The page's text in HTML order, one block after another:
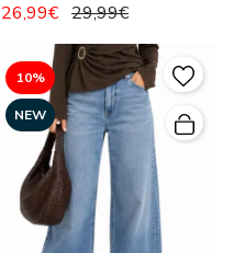
26,99€ 29,99€
10%
NEW